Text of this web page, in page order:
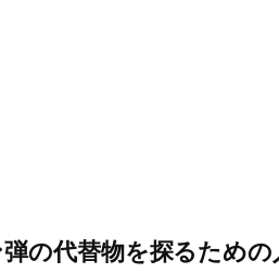
の代替物を探るため